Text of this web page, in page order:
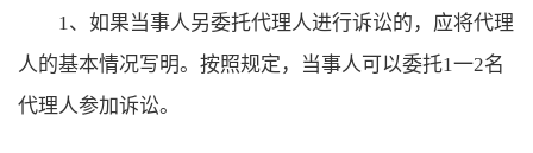
1、如果当事人另委托代理人进行诉讼的，应将代理
人的基本情况写明。按照规定，当事人可以委托1一2名
代理人参加诉讼。